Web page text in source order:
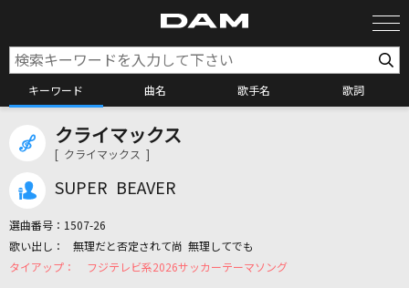
キーワード 曲名 歌手名 歌詞
カラオケ検索
カラオケリクエスト
クライマックス
[ クライマックス ]
SUPER BEAVER
選曲番号： 1507-26
無理だと否定されて尚 無理してでも
フジテレビ系2026サッカーテーマソング